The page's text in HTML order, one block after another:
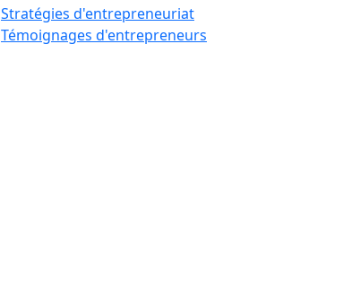
Stratégies d'entrepreneuriat
Témoignages d'entrepreneurs